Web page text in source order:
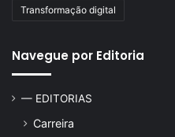
Transformação digital
Navegue por Editoria
— EDITORIAS
Carreira